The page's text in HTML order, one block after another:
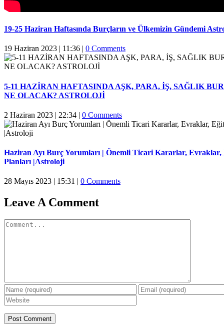
19-25 Haziran Haftasında Burçların ve Ülkemizin Gündemi
19 Haziran 2023 | 11:36 | 0 Comments
5-11 HAZİRAN HAFTASINDA AŞK, PARA, İŞ, SAĞLIK
NE OLACAK? ASTROLOJİ
2 Haziran 2023 | 22:34 | 0 Comments
Haziran Ayı Burç Yorumları | Önemli Ticari Kararlar, Evraklar,
Planları |Astroloji
28 Mayıs 2023 | 15:31 | 0 Comments
Leave A Comment
Comment